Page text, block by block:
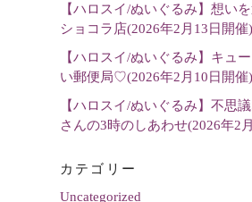
【ハロスイ/ぬいぐるみ】想い
ショコラ店(2026年2月13日開催)
【ハロスイ/ぬいぐるみ】キュ
い郵便局♡(2026年2月10日開催)
【ハロスイ/ぬいぐるみ】不思
さんの3時のしあわせ(2026年2
カテゴリー
Uncategorized